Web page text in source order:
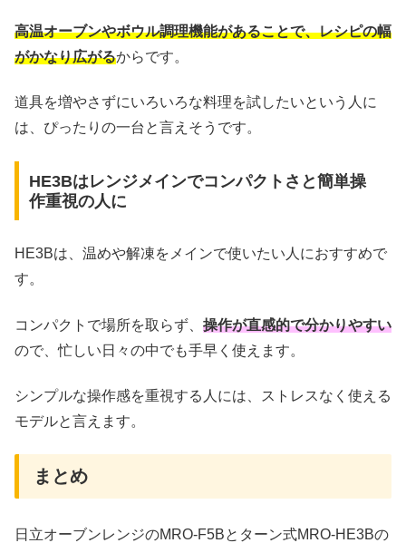
高温オーブンやボウル調理機能があることで、レシピの幅
がかなり広がるからです。
道具を増やさずにいろいろな料理を試したいという人に
は、ぴったりの一台と言えそうです。
HE3Bはレンジメインでコンパクトさと簡単操
作重視の人に
HE3Bは、温めや解凍をメインで使いたい人におすすめで
す。
コンパクトで場所を取らず、 操作が直感的で分かりやすい
ので、忙しい日々の中でも手早く使えます。
シンプルな操作感を重視する人には、ストレスなく使える
モデルと言えます。
まとめ
日立オーブンレンジのMRO-F5Bとターン式MRO-HE3Bの